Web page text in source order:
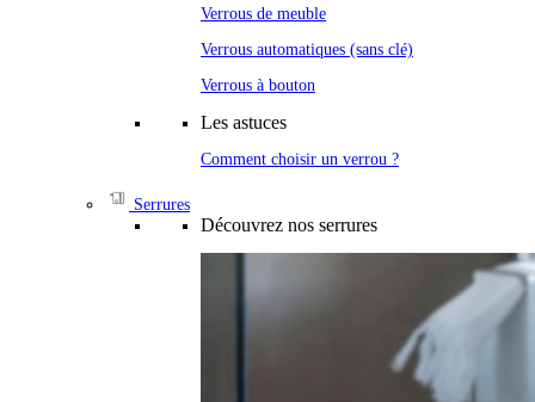
Verrous de meuble
Verrous automatiques (sans clé)
Verrous à bouton
Les astuces
Comment choisir un verrou ?
Serrures
Découvrez nos serrures